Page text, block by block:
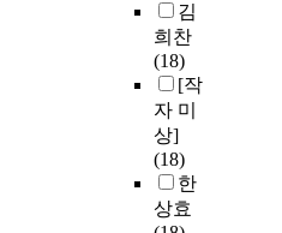
김
희찬
(18)
[작
자 미
상]
(18)
한
상효